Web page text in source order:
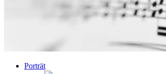
Porträt